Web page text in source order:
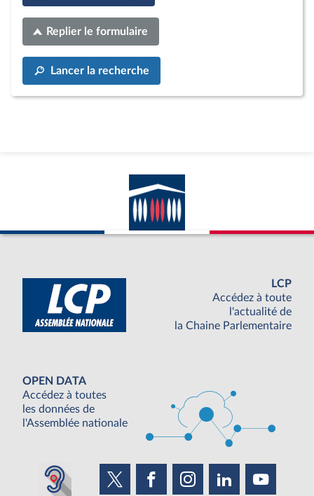
Replier le formulaire
Lancer la recherche
LCP
Accédez à toute
l'actualité de
la Chaine Parlementaire
OPEN DATA
Accédez à toutes
les données de
l'Assemblée nationale